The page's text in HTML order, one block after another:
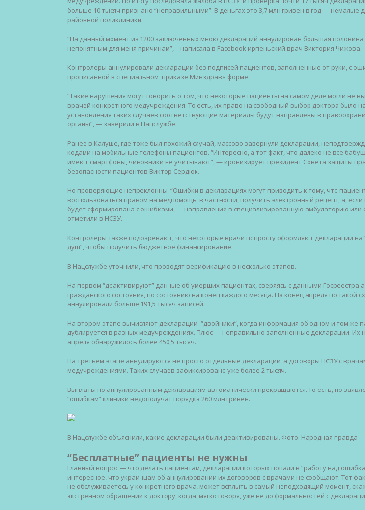
больше 10 тысяч признано “неправильными”. В деньгах это 3,7 млн гривен в год — немалые
районной поликлиники.
“На данный момент из 1200 заключенных мною деклараций аннулирован большая половина
непонятным для меня причинам”, – написала в Facebook ирпеньский врач Виктория Чижова.
Контролеры аннулировали декларации без подписей пациентов, заполненные от руки, с
прописанной в специальном приказе Минздрава форме.
“Такие нарушения могут говорить о том, что некоторые пациенты на самом деле могли не
врачей конкретного медучреждения. То есть, их право на свободный выбор доктора было
установления таких случаев соответствующие материалы будут направлены в
органы”, — заверили в Нацслужбе.
Ранее в Калуше, где тоже был похожий случай, массово завернули декларации,
кодами на мобильные телефоны пациентов. “Интересно, а тот факт, что далеко не все
имеют смартфоны, чиновники не учитывают”, — иронизирует президент Совета защиты
безопасности пациентов Виктор Сердюк.
Но проверяющие непреклонны. “Ошибки в декларациях могут приводить к тому, что
воспользоваться правом на медпомощь, в частности, получить электронный рецепт, а, если
будет сформирована с ошибками, — направление в специализированную амбулаторию или
отметили в НСЗУ.
Контролеры также подозревают, что некоторые врачи попросту оформляют декларации на
душ”, чтобы получить бюджетное финансирование.
В Нацслужбе уточнили, что проводят верификацию в несколько этапов.
На первом “деактивируют” данные об умерших пациентах, сверяясь с данными Госреестра
гражданского состояния, по состоянию на конец каждого месяца. На конец апреля по такой
аннулировали больше 191,5 тысяч записей.
На втором этапе вычисляют декларации -“двойники”, когда информация об одном и том же
дублируется в разных медучреждениях. Плюс — неправильно заполненные декларации. Их
апреля обнаружилось более 450,5 тысяч.
На третьем этапе аннулируются не просто отдельные декларации, а договоры НСЗУ с
медучреждениями. Таких случаев зафиксировано уже более 2 тысяч.
Выплаты по аннулированным декларациям автоматически прекращаются. То есть, по
“ошибкам” клиники недополучат порядка 260 млн гривен.
В Нацслужбе объяснили, какие декларации были деактивированы. Фото: Народная правда
“Бесплатные” пациенты не нужны
Главный вопрос — что делать пациентам, декларации которых попали в “работу над
интересное, что украинцам об аннулировании их договоров с врачами не сообщают. Тот
не обслуживаетесь у конкретного врача, может всплыть в самый неподходящий момент,
экстренном обращении к доктору, когда, мягко говоря, уже не до формальностей с